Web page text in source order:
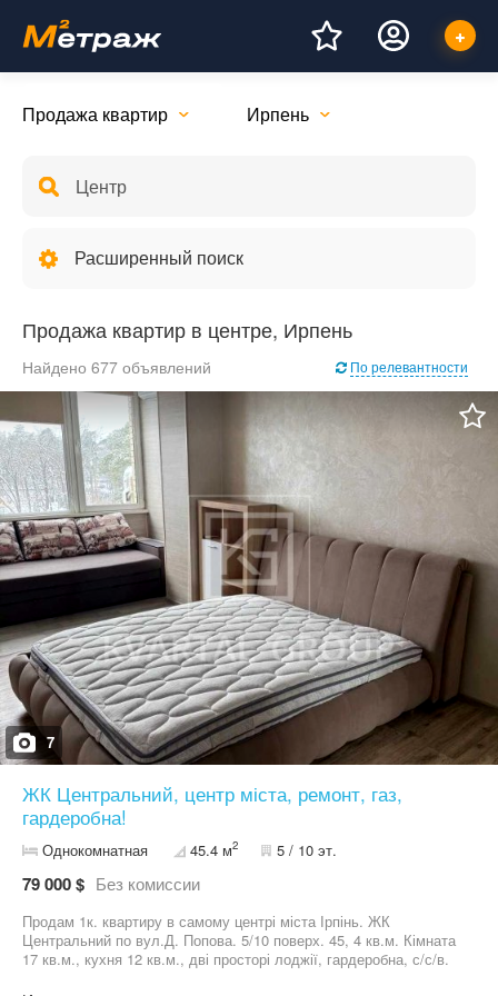
Продажа квартир Ирпень
Расширенный поиск
Продажа квартир в центре, Ирпень
Найдено 677 объявлений По релевантности
7
ЖК Центральний, центр міста, ремонт, газ,
гардеробна!
Однокомнатная 45.4 м2 5 / 10 эт.
79 000 $ Без комиссии
Продам 1к. квартиру в самому центрі міста Ірпінь. ЖК
Центральний по вул.Д. Попова. 5/10 поверх. 45, 4 кв.м. Кімната
17 кв.м., кухня 12 кв.м., дві просторі лоджії, гардеробна, с/с/в.